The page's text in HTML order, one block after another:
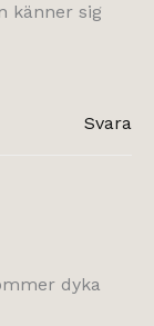
känner sig
Svara
dyka